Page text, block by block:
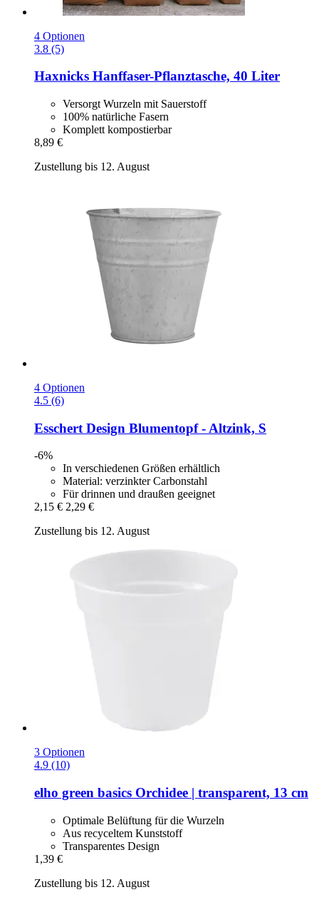
4 Optionen
3.8 (5)
Haxnicks Hanffaser-​Pflanztasche, 40 Liter
Versorgt Wurzeln mit Sauerstoff
100% natürliche Fasern
Komplett kompostierbar
8,89 €
Zustellung bis 12. August
4 Optionen
4.5 (6)
Esschert Design Blumentopf -​ Altzink, S
-6%
In verschiedenen Größen erhältlich
Material: verzinkter Carbonstahl
Für drinnen und draußen geeignet
2,15 € 2,29 €
Zustellung bis 12. August
3 Optionen
4.9 (10)
elho green basics Orchidee | transparent, 13 cm
Optimale Belüftung für die Wurzeln
Aus recyceltem Kunststoff
Transparentes Design
1,39 €
Zustellung bis 12. August